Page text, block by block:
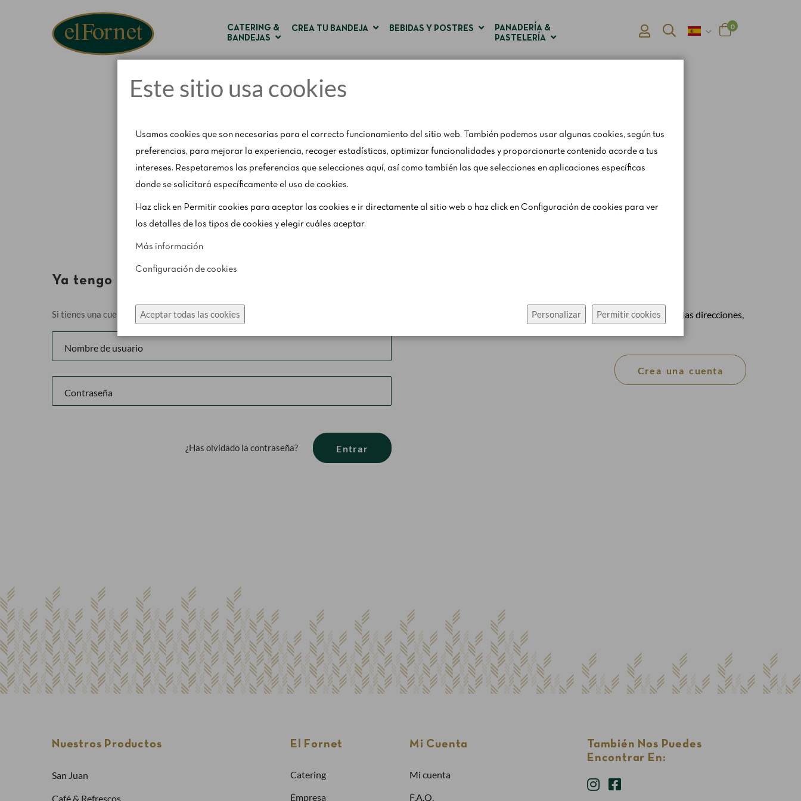
CATERING &
BANDEJAS
CREA TU BANDEJA BEBIDAS Y POSTRES
PANADERÍA &
PASTELERÍA
0
Inicio
horarios y los fines de semana según disponibilidad.
Para cualquier consulta, escríbenos a
Registrarse tiene muchos beneficios: comprar más rápido, tener varias direcciones,
Crea una cuenta
Ya tengo cuenta
Si tienes una cuenta, inicia sesión con tu usuario.
Entrar
¿Has olvidado la contraseña?
Nuestros Productos
San Juan
Café & Refrescos
El Fornet
Catering
Empresa
Mi Cuenta
Mi cuenta
F.A.Q.
También Nos Puedes
Encontrar En:
Este sitio usa cookies
Usamos cookies que son necesarias para el correcto funcionamiento del sitio web. También podemos usar algunas cookies, según tus
preferencias, para mejorar la experiencia, recoger estadísticas, optimizar funcionalidades y proporcionarte contenido acorde a tus
intereses. Respetaremos las preferencias que selecciones aquí, así como también las que selecciones en aplicaciones específicas
donde se solicitará específicamente el uso de cookies.
Haz click en Permitir cookies para aceptar las cookies e ir directamente al sitio web o haz click en Configuración de cookies para ver
los detalles de los tipos de cookies y elegir cuáles aceptar.
Más información
Configuración de cookies
Aceptar todas las cookies Permitir cookies
Personalizar
Para realizar un pedido es necesario crear una
cuenta
Solicitar la factura de tus pedidos
Comprar más rápidamente
Crea una cuenta
Ya tengo cuenta
Dirección de email
Contraseña